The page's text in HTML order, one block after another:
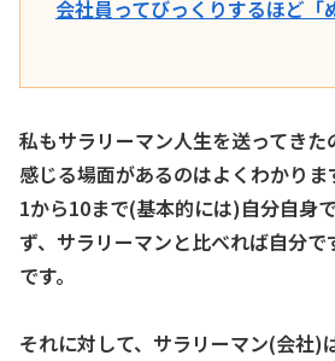
会社員ってびっくりするほど「
私もサラリーマン人生を送ってきた
感じる場面があるのはよくわかりま
1から10まで(基本的には)自分自身
ず、サラリーマンと比べれば自分
です。
それに対して、サラリーマン(会社)